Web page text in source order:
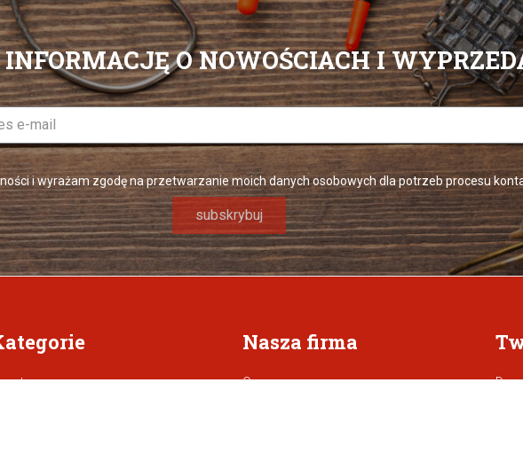
O NOWOŚCIACH I
i wyrażam zgodę na przetwarzanie moich danych osobowych dla potrzeb procesu
Nasza firma
O nas